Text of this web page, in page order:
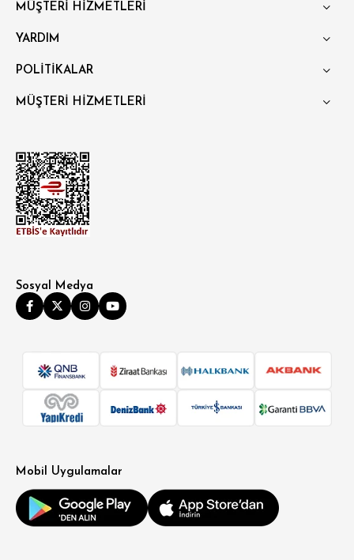
SÜPER SLİM FİT
RELAX FİT
OVERSİZE
MÜŞTERİ HİZMETLERİ
YARDIM
POLİTİKALAR
MÜŞTERİ HİZMETLERİ
Sosyal Medya
Mobil Uygulamalar